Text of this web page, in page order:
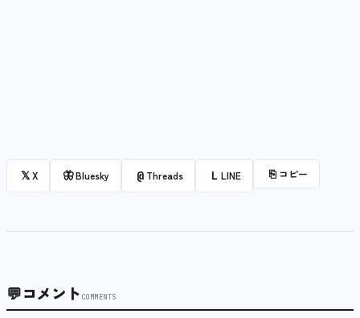
𝕏X 🦋Bluesky @ Threads L LINE ⎘ コピー
💬コメント COMMENTS